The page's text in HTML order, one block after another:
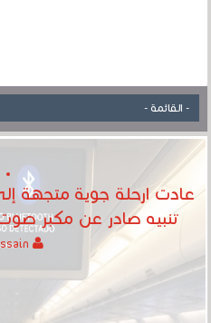
عادت ارحلة جوية متجهة
تنبيه صادر عن مكبر